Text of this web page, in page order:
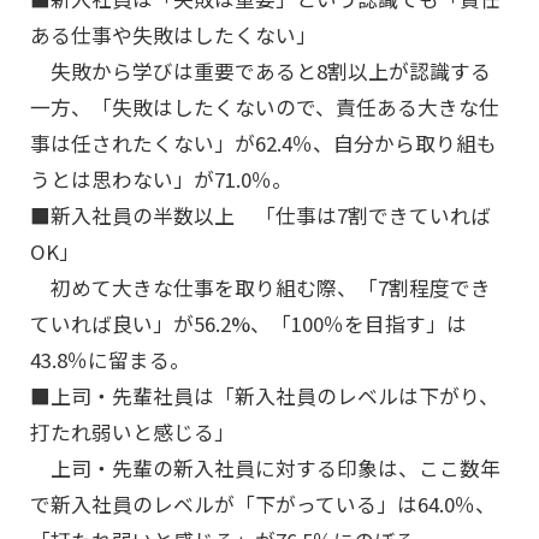
ある仕事や失敗はしたくない」
失敗から学びは重要であると8割以上が認識する
一方、「失敗はしたくないので、責任ある大きな仕
事は任されたくない」が62.4％、自分から取り組も
うとは思わない」が71.0％。
■新入社員の半数以上 「仕事は7割できていれば
OK」
初めて大きな仕事を取り組む際、「7割程度でき
ていれば良い」が56.2%、「100％を目指す」は
43.8％に留まる。
■上司・先輩社員は「新入社員のレベルは下がり、
打たれ弱いと感じる」
上司・先輩の新入社員に対する印象は、ここ数年
で新入社員のレベルが「下がっている」は64.0％、